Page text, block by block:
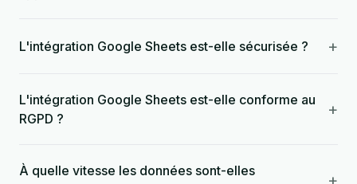
L'intégration Google Sheets est-elle sécurisée ? +
L'intégration Google Sheets est-elle conforme au
RGPD ?
+
À quelle vitesse les données sont-elles
+